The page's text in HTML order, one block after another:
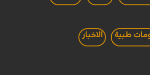
طبية الاخبار